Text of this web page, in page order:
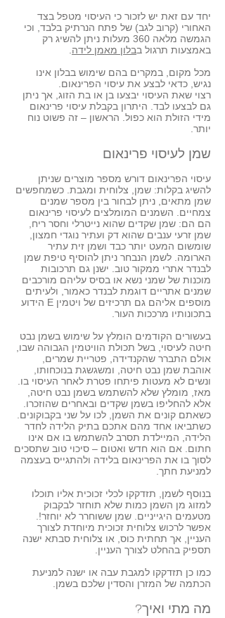
יחד עם זאת יש לזכור כי העיסוי מטפל בצד
האחורי (קרוב לגב) של פתח הנרתיק בלבד, וכי
הגמשה מלאה 360 מעלות ניתן להשיג רק
באמצעות תרגול בבלון מאמן לידה
מכל מקום, במקרים בהם שימוש בבלון אינו
נגיש, כדאי לבצע את עיסוי הפרינאום.
רצוי שאת העיסוי יבצעו בן או בת הזוג, אך ניתן
גם לבצעו לבד. היתרון בקבלת עיסוי פרינאום
מידי הזולת הוא כפול. הראשון – זה פשוט נוח
יותר.
שמן לעיסוי פרינאום
עיסוי הפרינאום דורש מספר מוצרים שניתן
להשיג בקלות: שמן, צלוחית ומגבת. כשמחפשים
שמן מתאים, ניתן לבחור בין מספר שמנים
צמחיים. השמנים המומלצים לעיסוי פרינאום
הם הם: שמן שקדים שהוא נייטרלי וחסר ריח,
שמן זרעי ענבים שהוא דק ועתיר נוגדי חמצון,
שומשום המעט יותר כבד ושמן זית עתיר
הארומה. לשמן הנבחר ניתן להוסיף טיפת שמן
לבנדר אתרי ממקור טוב. ישנן גם תרכובות
מוכנות של שמני נשא או בסיס עליהם מורכבים
שמנים אתריים דוגמת לבנדר כאמור, ולעיתים
מוספים אליהם גם תרכיזים של ויטמין E הידוע
בתכונותיו מרככות העור.
בעשורים הקודמים הומלץ על שימוש בשמן נבט
חיטה לעיסוי, בשל תכולת הוויטמין הגבוהה שבו,
אולם התברר שהקנדידה, פטריית שמרים,
אוהבת שמן נבט חיטה, ומשגשגת בנוכחותו,
ונשים לא מעטות פיתחו פטרת לאחר העיסוי בו.
מאז, מומלץ שלא להשתמש בשמן נבט חיטה,
אלא להחליפו בשמן שקדים ובאחרים שהוזכרו.
כשאתם קונים את השמן, לכו על שני בקבוקונים.
כשתביאו אחד מהם אתכם בתיק הלידה לחדר
הלידה, המיילדת תסרב להשתמש בו אם אינו
חתום. אם הוא חדש ואטום – סיכוי טוב שתסכים
לסוך בו את הפרינאום בלידה ולהתגייס בעצמה
למניעת חתך.
בנוסף לשמן, תזדקקו לכלי זכוכית אליו תוכלו
למזוג מן השמן כמות שלא תוחזר לבקבוק
מטעמים היגייניים. שמן ששוחרר לא יוחזר!.
אפשר לרכוש צלוחית זכוכית מיוחדת לצורך
העניין, אך תחתית כוס, או צלוחית סבתא ישנה
תספיק בהחלט לצורך העניין.
כמו כן תזדקקו למגבת עבה או ישנה למניעת
הכתמה של המזרן והסדין שלכם בשמן.
מה מתי ואיך?